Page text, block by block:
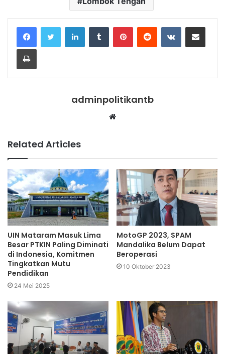
LinkedInTumblr PinterestReddit VKontakteShare via Email
Print
adminpolitikantb
Website
Related Articles
UIN Mataram Masuk Lima
Besar PTKIN Paling Diminati
di Indonesia, Komitmen
Tingkatkan Mutu
Pendidikan
24 Mei 2025
MotoGP 2023, SPAM
Mandalika Belum Dapat
Beroperasi
10 Oktober 2023